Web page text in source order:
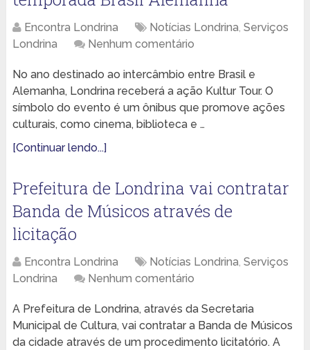
Encontra Londrina Notícias Londrina, Serviços
Londrina
Nenhum comentário
No ano destinado ao intercâmbio entre Brasil e
Alemanha, Londrina receberá a ação Kultur Tour. O
símbolo do evento é um ônibus que promove ações
culturais, como cinema, biblioteca e …
[Continuar lendo...]
Prefeitura de Londrina vai contratar
Banda de Músicos através de
licitação
Encontra Londrina Notícias Londrina, Serviços
Londrina
Nenhum comentário
A Prefeitura de Londrina, através da Secretaria
Municipal de Cultura, vai contratar a Banda de Músicos
da cidade através de um procedimento licitatório. A